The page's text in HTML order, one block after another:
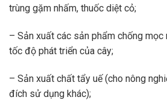
trùng gặm nhấm, thuốc diệt cỏ;
– Sản xuất các sản phẩm chống mọc
tốc độ phát triển của cây;
– Sản xuất chất tẩy uế (cho nông
đích sử dụng khác);